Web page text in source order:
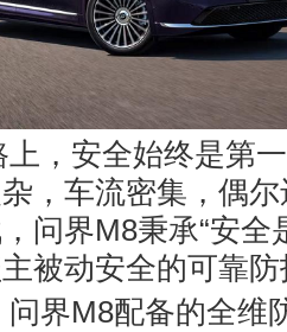
，安全始终是第
，车流密集，偶
问界M8秉承“安全
被动安全的可靠
问界M8配备的全维